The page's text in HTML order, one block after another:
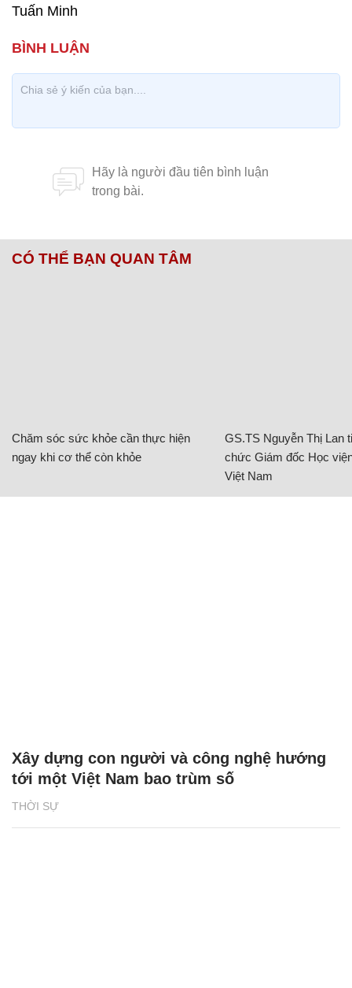
Tuấn Minh
CÓ THỂ BẠN QUAN TÂM
Chăm sóc sức khỏe cần thực hiện
ngay khi cơ thể còn khỏe
GS.TS Nguyễn Thị Lan
chức Giám đốc Học
Việt Nam
THỜI SỰ
Xây dựng con người và công nghệ hướng
tới một Việt Nam bao trùm số